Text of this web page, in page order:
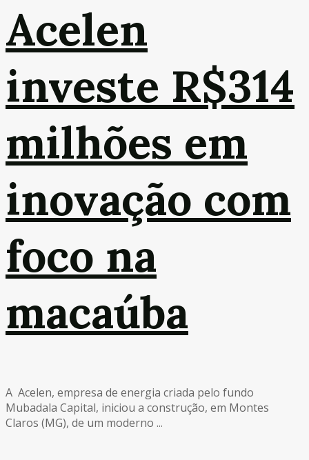
Acelen
investe R$314
milhões em
inovação com
foco na
macaúba
A Acelen, empresa de energia criada pelo fundo
Mubadala Capital, iniciou a construção, em Montes
Claros (MG), de um moderno ...